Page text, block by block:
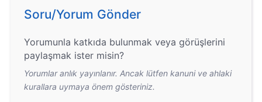
Soru/Yorum Gönder
Yorumunla katkıda bulunmak veya görüşlerini
paylaşmak ister misin?
Yorumlar anlık yayınlanır. Ancak lütfen kanuni ve ahlaki
kurallara uymaya önem gösteriniz.